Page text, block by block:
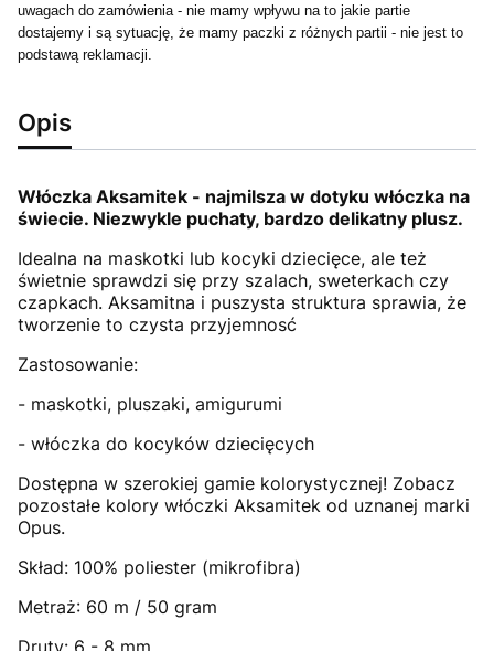
uwagach do zamówienia - nie mamy wpływu na to jakie partie
dostajemy i są sytuację, że mamy paczki z różnych partii - nie jest to
podstawą reklamacji.
Opis
Włóczka Aksamitek - najmilsza w dotyku włóczka na
świecie. Niezwykle puchaty, bardzo delikatny plusz.
Idealna na maskotki lub kocyki dziecięce, ale też
świetnie sprawdzi się przy szalach, sweterkach czy
czapkach. Aksamitna i puszysta struktura sprawia, że
tworzenie to czysta przyjemnosć
Zastosowanie:
- maskotki, pluszaki, amigurumi
- włóczka do kocyków dziecięcych
Dostępna w szerokiej gamie kolorystycznej! Zobacz
pozostałe kolory włóczki Aksamitek od uznanej marki
Opus.
Skład: 100% poliester (mikrofibra)
Metraż: 60 m / 50 gram
Druty: 6 - 8 mm